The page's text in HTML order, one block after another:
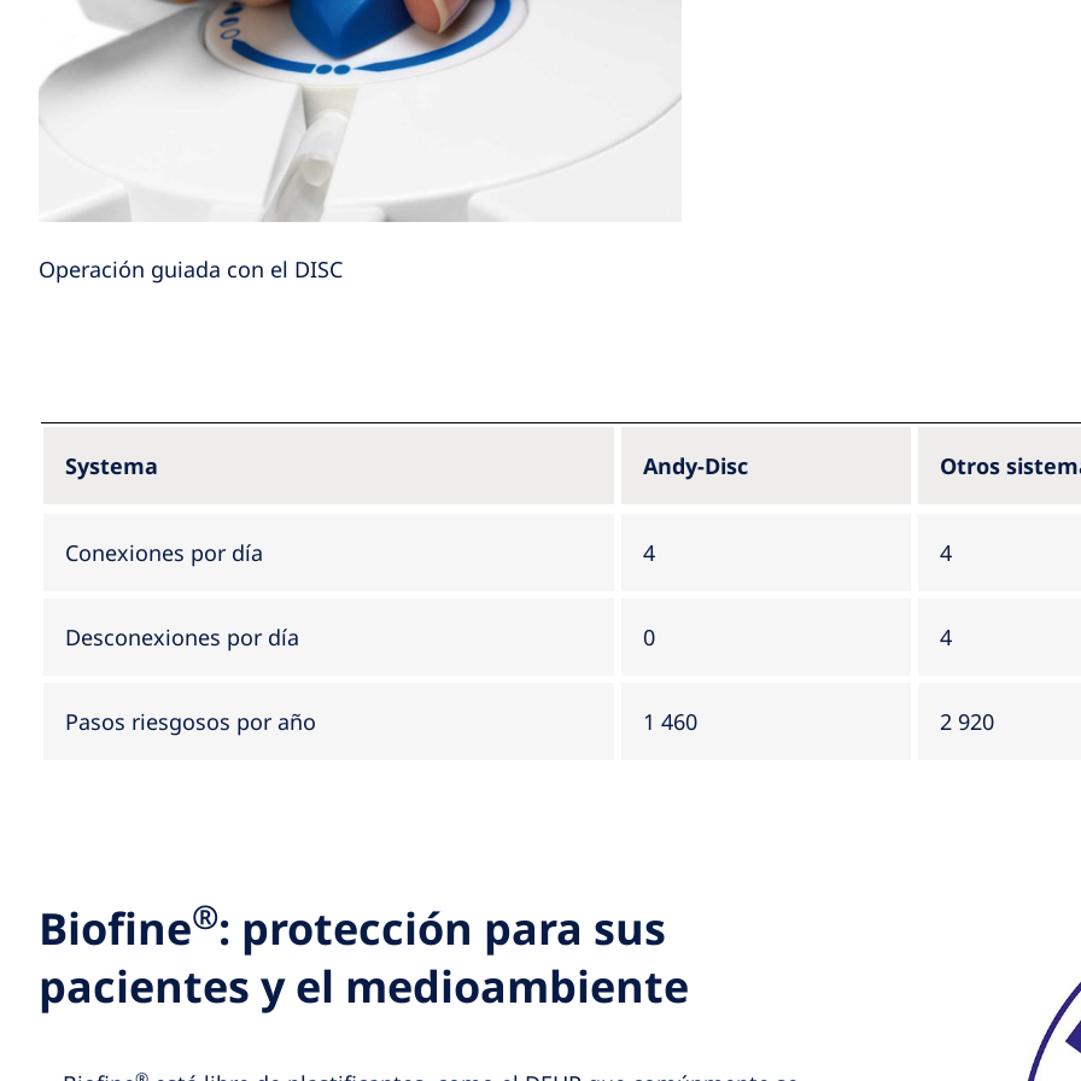
Operación guiada con el DISC
Systema Andy-Disc Otros
Conexiones por día 4 4
Desconexiones por día 0 4
Pasos riesgosos por año 1 460 2 920
Biofine®: protección para sus
pacientes y el medioambiente